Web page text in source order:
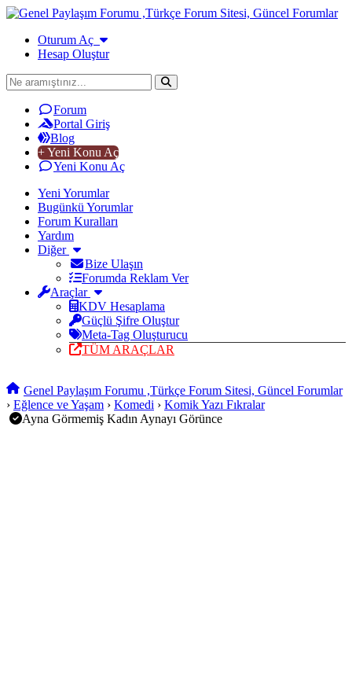
Oturum Aç
Hesap Oluştur
Forum
Portal Giriş
Blog
+ Yeni Konu Aç
Yeni Konu Aç
Yeni Yorumlar
Bugünkü Yorumlar
Forum Kuralları
Yardım
Diğer
Bize Ulaşın
Forumda Reklam Ver
Araçlar
KDV Hesaplama
Güçlü Şifre Oluştur
Meta-Tag Oluşturucu
TÜM ARAÇLAR
Genel Paylaşım Forumu ,Türkçe Forum Sitesi, Güncel Forumlar
› Eğlence ve Yaşam › Komedi › Komik Yazı Fıkralar
Ayna Görmemiş Kadın Aynayı Görünce